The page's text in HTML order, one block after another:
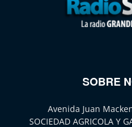
SOBRE
Avenida Juan
SOCIEDAD AGRICOLA Y